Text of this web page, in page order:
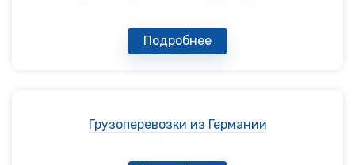
Подробнее
Грузоперевозки из Германии